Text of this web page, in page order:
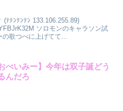
(ﾃﾃﾝﾃﾝﾃﾝ 133.106.255.89)
ソロモンのキャラソン試
歌つべに上げてて...
べいみー】今年は双子誕どう
んだろ